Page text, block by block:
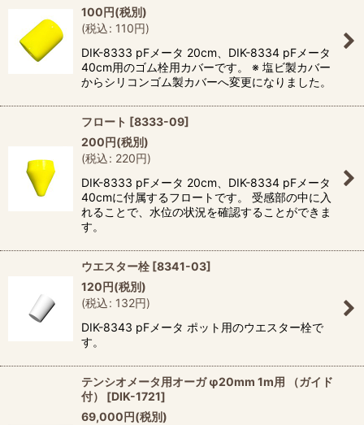
100円(税別)
(税込: 110円)
DIK-8333 pFメータ 20cm、DIK-8334 pFメータ
40cm用のゴム栓用カバーです。 ※ 塩ビ製カバー
からシリコンゴム製カバーへ変更になりました。
フロート [8333-09]
200円(税別)
(税込: 220円)
DIK-8333 pFメータ 20cm、DIK-8334 pFメータ
40cmに付属するフロートです。 受感部の中に入
れることで、水位の状況を確認することができま
す。
ウエスター栓 [8341-03]
120円(税別)
(税込: 132円)
DIK-8343 pFメータ ポット用のウエスター栓で
す。
テンシオメータ用オーガ φ20mm 1m用 （ガイド
付）
[DIK-1721]
69,000円(税別)